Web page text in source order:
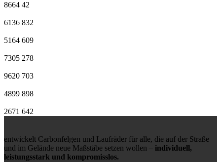
8664 42
6136 832
5164 609
7305 278
9620 703
4899 898
2671 642
entwickelt Carbonfelgen und Laufräder für alle, die auf der Straße
und im Gelände neue Maßstäbe setzen wollen – individuell,
leistungsstark und kompromisslos.